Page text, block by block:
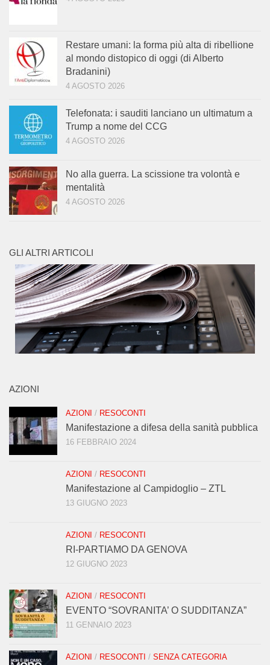
Restare umani: la forma più alta di ribellione
al mondo distopico di oggi (di Alberto
Bradanini)
4 AGOSTO 2026
Telefonata: i sauditi lanciano un ultimatum a
Trump a nome del CCG
4 AGOSTO 2026
No alla guerra. La scissione tra volontà e
mentalità
4 AGOSTO 2026
GLI ALTRI ARTICOLI
AZIONI
AZIONI / RESOCONTI
Manifestazione a difesa della sanità pubblica
16 FEBBRAIO 2024
AZIONI / RESOCONTI
Manifestazione al Campidoglio – ZTL
13 GIUGNO 2023
AZIONI / RESOCONTI
RI-PARTIAMO DA GENOVA
12 GIUGNO 2023
AZIONI / RESOCONTI
EVENTO “SOVRANITA’ O SUDDITANZA”
11 GENNAIO 2023
AZIONI / RESOCONTI / SENZA CATEGORIA